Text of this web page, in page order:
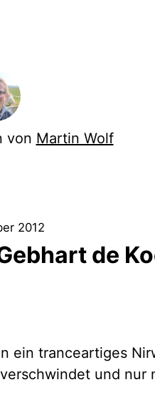
von Martin Wolf
2012
de
ein tranceartiges
und nur